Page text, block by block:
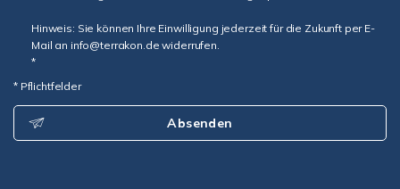
Hinweis: Sie können Ihre Einwilligung jederzeit für die Zukunft per E-
Mail an info@terrakon.de widerrufen.
*
* Pflichtfelder
Absenden